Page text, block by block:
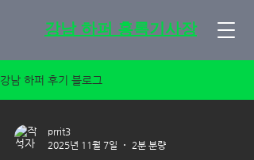
강남 하퍼 홍록기사장
강남 하퍼 후기 블로그
prrit3
2025년 11월 7일
2분 분량